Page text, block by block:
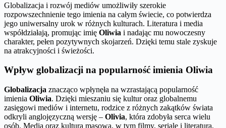
Globalizacja i rozwój mediów umożliwiły szerokie
rozpowszechnienie tego imienia na całym świecie, co potwierdza
jego uniwersalny urok w różnych kulturach. Literatura i media
współdziałają, promując imię Oliwia i nadając mu nowoczesny
charakter, pełen pozytywnych skojarzeń. Dzięki temu stale zyskuje
na atrakcyjności i świeżości.
Wpływ globalizacji na popularność imienia Oliwia
Globalizacja znacząco wpłynęła na wzrastającą popularność
imienia Oliwia. Dzięki mieszaniu się kultur oraz globalnemu
zasięgowi mediów i internetu, rodzice z różnych zakątków świata
odkryli anglojęzyczną wersję – Olivia, która zdobyła serca wielu
osób. Media oraz kultura masowa, w tym filmy, seriale i literatura,